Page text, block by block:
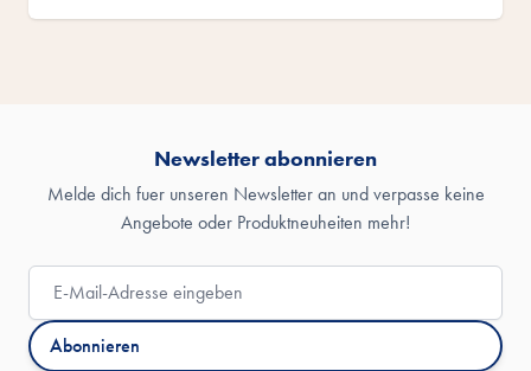
Newsletter abonnieren
Melde dich fuer unseren Newsletter an und verpasse keine
Angebote oder Produktneuheiten mehr!
E-Mail-Adresse
Abonnieren